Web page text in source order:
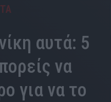
αυτά: 5
να
για να το